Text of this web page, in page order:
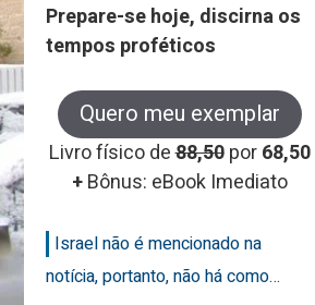
Prepare-se hoje, discirna os
tempos proféticos
Quero meu exemplar
Livro físico de88,50 por68,50
+Bônus: eBook Imediato
Israel não é mencionado na
notícia, portanto, não há como…